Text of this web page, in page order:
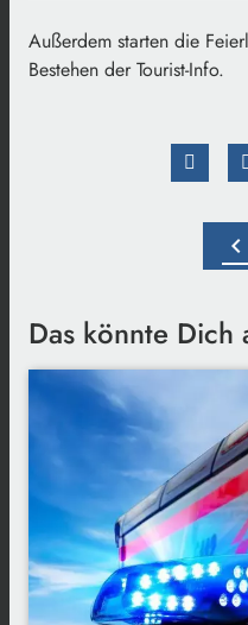
Außerdem starten die
Bestehen der Tourist-Info.
chevron_left
Das könnte Dich